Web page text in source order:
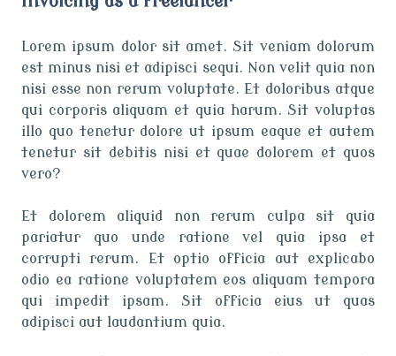
Lorem ipsum dolor sit amet. Sit veniam dolorum
est minus nisi et adipisci sequi. Non velit quia non
nisi esse non rerum voluptate. Et doloribus atque
qui corporis aliquam et quia harum. Sit voluptas
illo quo tenetur dolore ut ipsum eaque et autem
tenetur sit debitis nisi et quae dolorem et quos
vero?
Et dolorem aliquid non rerum culpa sit quia
pariatur quo unde ratione vel quia ipsa et
corrupti rerum. Et optio officia aut explicabo
odio ea ratione voluptatem eos aliquam tempora
qui impedit ipsam. Sit officia eius ut quas
adipisci aut laudantium quia.